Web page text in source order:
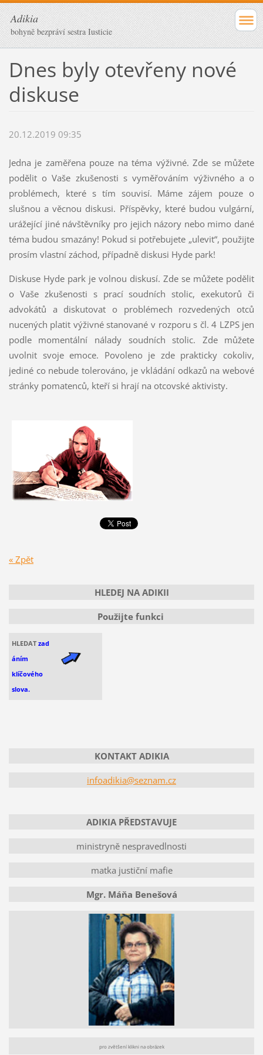
Adikia
bohyně bezpráví sestra Iusticie
Dnes byly otevřeny nové
diskuse
20.12.2019 09:35
Jedna je zaměřena pouze na téma výživné. Zde se můžete
podělit o Vaše zkušenosti s vyměřováním výživného a o
problémech, které s tím souvisí. Máme zájem pouze o
slušnou a věcnou diskusi. Příspěvky, které budou vulgární,
urážející jiné návštěvníky pro jejich názory nebo mimo dané
téma budou smazány! Pokud si potřebujete „ulevit“, použijte
prosím vlastní záchod, případně diskusi Hyde park!
Diskuse Hyde park je volnou diskusí. Zde se můžete podělit
o Vaše zkušenosti s prací soudních stolic, exekutorů či
advokátů a diskutovat o problémech rozvedených otců
nucených platit výživné stanované v rozporu s čl. 4 LZPS jen
podle momentální nálady soudních stolic. Zde můžete
uvolnit svoje emoce. Povoleno je zde prakticky cokoliv,
jediné co nebude tolerováno, je vkládání odkazů na webové
stránky pomatenců, kteří si hrají na otcovské aktivisty.
« Zpět
HLEDEJ NA ADIKII
Použijte funkci
HLEDAT zad
áním
klíčového
slova.
KONTAKT ADIKIA
infoadikia@seznam.cz
ADIKIA PŘEDSTAVUJE
ministryně nespravedlnosti
matka justiční mafie
Mgr. Máňa Benešová
pro zvětšení klikni na obrázek